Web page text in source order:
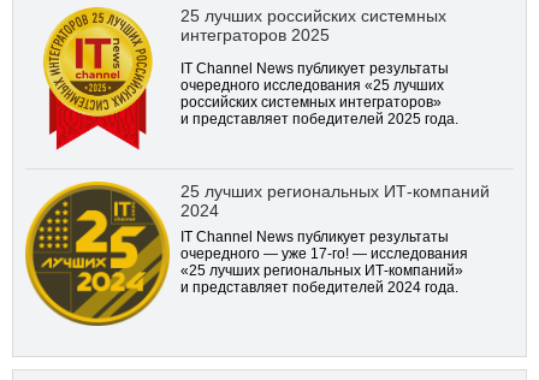
25 лучших российских системных
интеграторов 2025
IT Channel News публикует результаты
очередного исследования «25 лучших
российских системных интеграторов»
и представляет победителей 2025 года.
25 лучших региональных ИТ-компаний
2024
IT Channel News публикует результаты
очередного — уже 17-го! — исследования
«25 лучших региональных ИТ-компаний»
и представляет победителей 2024 года.